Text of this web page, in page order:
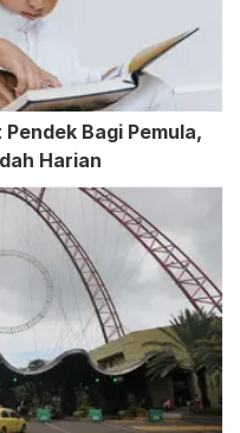
Bagi Pemula,
Harian